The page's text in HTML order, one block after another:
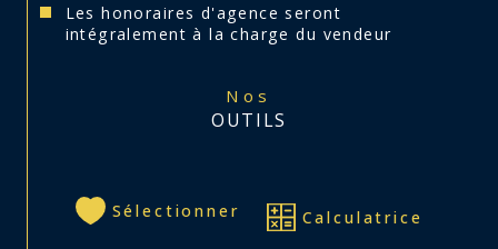
Les honoraires d'agence seront
intégralement à la charge du vendeur
Nos
OUTILS
Sélectionner Calculatrice